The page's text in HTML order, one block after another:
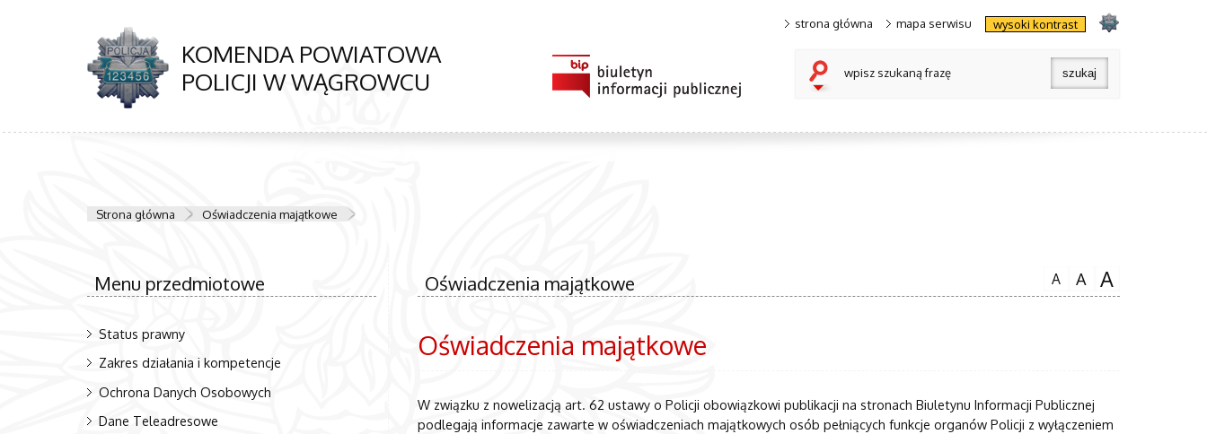
KOMENDA POWIATOWA
POLICJI W WĄGROWCU
strona główna mapa serwisu wysoki kontrast
wpisz szukaną frazę
Strona główna Oświadczenia majątkowe
Menu przedmiotowe
Status prawny
Zakres działania i kompetencje
Ochrona Danych Osobowych
Dane Teleadresowe
Oświadczenia majątkowe A A A
Oświadczenia majątkowe
W związku z nowelizacją art. 62 ustawy o Policji obowiązkowi publikacji na stronach Biuletynu Informacji Publicznej
podlegają informacje zawarte w oświadczeniach majątkowych osób pełniących funkcje organów Policji z wyłączeniem